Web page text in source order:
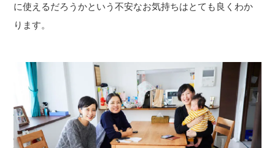
に使えるだろうかという不安なお気持ちはとても良くわか
ります。